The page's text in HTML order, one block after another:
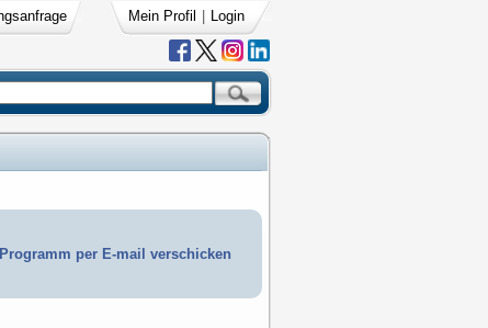
Mein Profil Login
Programm per E-mail verschicken